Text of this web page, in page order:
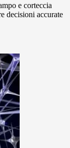
e corteccia
decisioni accurate